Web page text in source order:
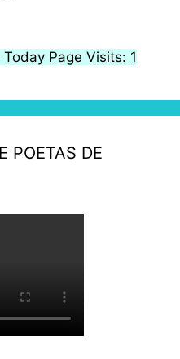
Page Visits: 1
POETAS DE